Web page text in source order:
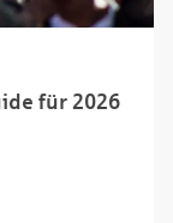
für 2026